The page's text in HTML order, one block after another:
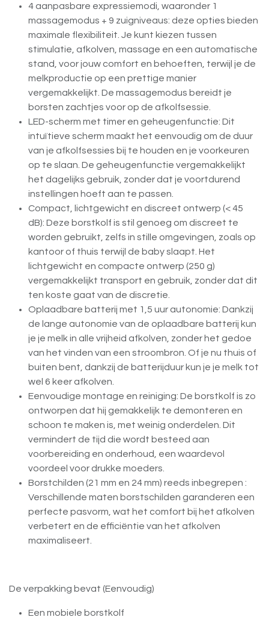
4 aanpasbare expressiemodi, waaronder 1
massagemodus + 9 zuigniveaus: deze opties bieden
maximale flexibiliteit. Je kunt kiezen tussen
stimulatie, afkolven, massage en een automatische
stand, voor jouw comfort en behoeften, terwijl je de
melkproductie op een prettige manier
vergemakkelijkt. De massagemodus bereidt je
borsten zachtjes voor op de afkolfsessie.
LED-scherm met timer en geheugenfunctie: Dit
intuïtieve scherm maakt het eenvoudig om de duur
van je afkolfsessies bij te houden en je voorkeuren
op te slaan. De geheugenfunctie vergemakkelijkt
het dagelijks gebruik, zonder dat je voortdurend
instellingen hoeft aan te passen.
Compact, lichtgewicht en discreet ontwerp (< 45
dB): Deze borstkolf is stil genoeg om discreet te
worden gebruikt, zelfs in stille omgevingen, zoals op
kantoor of thuis terwijl de baby slaapt. Het
lichtgewicht en compacte ontwerp (250 g)
vergemakkelijkt transport en gebruik, zonder dat dit
ten koste gaat van de discretie.
Oplaadbare batterij met 1,5 uur autonomie: Dankzij
de lange autonomie van de oplaadbare batterij kun
je je melk in alle vrijheid afkolven, zonder het gedoe
van het vinden van een stroombron. Of je nu thuis of
buiten bent, dankzij de batterijduur kun je je melk tot
wel 6 keer afkolven.
Eenvoudige montage en reiniging: De borstkolf is zo
ontworpen dat hij gemakkelijk te demonteren en
schoon te maken is, met weinig onderdelen. Dit
vermindert de tijd die wordt besteed aan
voorbereiding en onderhoud, een waardevol
voordeel voor drukke moeders.
Borstchilden (21 mm en 24 mm) reeds inbegrepen :
Verschillende maten borstschilden garanderen een
perfecte pasvorm, wat het comfort bij het afkolven
verbetert en de efficiëntie van het afkolven
maximaliseert.
De verpakking bevat (Eenvoudig)
Een mobiele borstkolf